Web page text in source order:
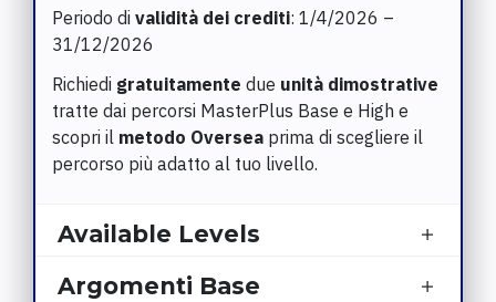
Periodo di validità dei crediti: 1/4/2026 –
31/12/2026
Richiedi gratuitamente due unità dimostrative
tratte dai percorsi MasterPlus Base e High e
scopri il metodo Oversea prima di scegliere il
percorso più adatto al tuo livello.
Available Levels
Argomenti Base